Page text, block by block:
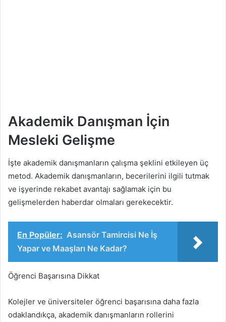
Akademik Danışman İçin
Mesleki Gelişme
İşte akademik danışmanların çalışma şeklini etkileyen üç
metod. Akademik danışmanların, becerilerini ilgili tutmak
ve işyerinde rekabet avantajı sağlamak için bu
gelişmelerden haberdar olmaları gerekecektir.
En Popüler: Asansör Tamircisi Ne İş
Yapar ve Maaşları Ne Kadar?
Öğrenci Başarısına Dikkat
Kolejler ve üniversiteler öğrenci başarısına daha fazla
odaklandıkça, akademik danışmanların rollerini